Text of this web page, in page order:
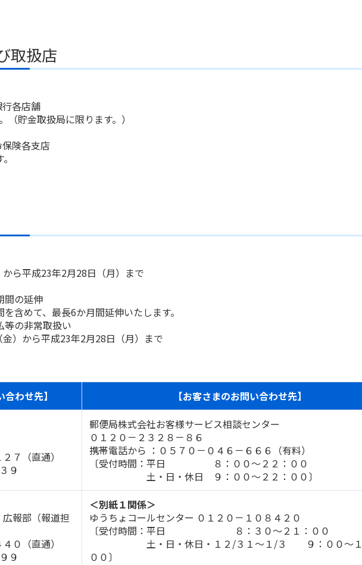
取扱店
各店舗
金取扱局に限ります。）
険各支店
平成23年2月28日（月）まで
の延伸
て、最長6か月間延伸いたします。
の非常取扱い
ら平成23年2月28日（月）まで
わせ先】 【お客さまのお問い合わせ先】
７（直通）
９
郵便局株式会社お客様サービス相談センター
０１２０－２３２８－８６
携帯電話から ：０５７０－０４６－６６６（有料）
〔受付時間：平日 ８：００～２２：００
土・日・休日 ９：００～２２：００〕
報部（報道担
０（直通）
９
＜別紙１関係＞
ゆうちょコールセンター ０１２０－１０８４２０
〔受付時間：平日 ８：３０～２１：００
土・日・休日・１２/３１～１/３ ９：００～１
００〕